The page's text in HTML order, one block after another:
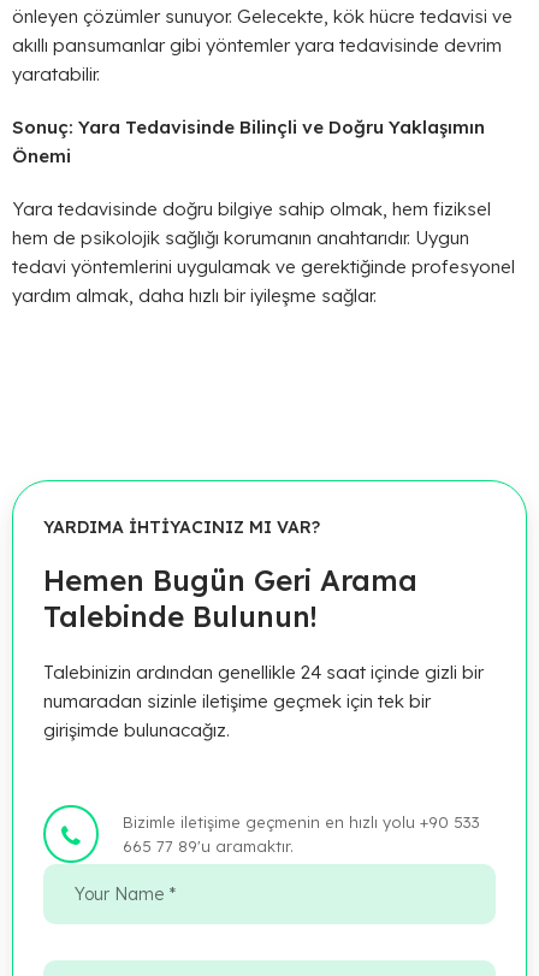
önleyen çözümler sunuyor. Gelecekte, kök hücre tedavisi ve
akıllı pansumanlar gibi yöntemler yara tedavisinde devrim
yaratabilir.
Sonuç: Yara Tedavisinde Bilinçli ve Doğru Yaklaşımın
Önemi
Yara tedavisinde doğru bilgiye sahip olmak, hem fiziksel
hem de psikolojik sağlığı korumanın anahtarıdır. Uygun
tedavi yöntemlerini uygulamak ve gerektiğinde profesyonel
yardım almak, daha hızlı bir iyileşme sağlar.
YARDIMA İHTİYACINIZ MI VAR?
Hemen Bugün Geri Arama
Talebinde Bulunun!
Talebinizin ardından genellikle 24 saat içinde gizli bir
numaradan sizinle iletişime geçmek için tek bir
girişimde bulunacağız.
Bizimle iletişime geçmenin en hızlı yolu +90 533
665 77 89'u aramaktır.